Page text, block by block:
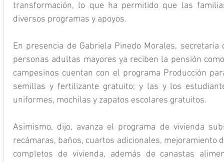
transformación, lo que ha permitido que las
diversos programas y apoyos.
En presencia de Gabriela Pinedo Morales,
personas adultas mayores ya reciben la pensión
campesinos cuentan con el programa Producción
semillas y fertilizante gratuito; y las y los
uniformes, mochilas y zapatos escolares gratuitos.
Asimismo, dijo, avanza el programa de vivienda
recámaras, baños, cuartos adicionales, mejoramiento
completos de vivienda, además de canastas